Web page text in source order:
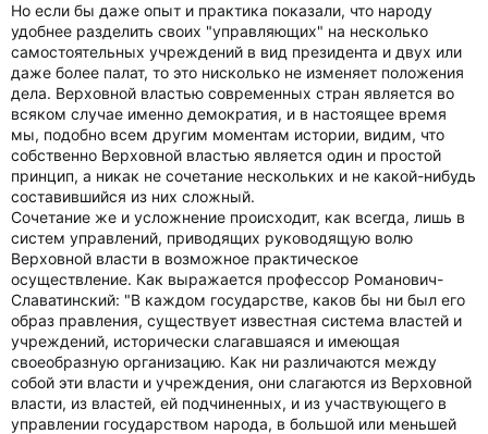
Но если бы даже опыт и практика показали, что народу
удобнее разделить своих "управляющих" на несколько
самостоятельных учреждений в вид президента и двух или
даже более палат, то это нисколько не изменяет положения
дела. Верховной властью современных стран является во
всяком случае именно демократия, и в настоящее время
мы, подобно всем другим моментам истории, видим, что
собственно Верховной властью является один и простой
принцип, а никак не сочетание нескольких и не какой-нибудь
составившийся из них сложный.
Сочетание же и усложнение происходит, как всегда, лишь в
систем управлений, приводящих руководящую волю
Верховной власти в возможное практическое
осуществление. Как выражается профессор Романович-
Славатинский: "В каждом государстве, каков бы ни был его
образ правления, существует известная система властей и
учреждений, исторически слагавшаяся и имеющая
своеобразную организацию. Как ни различаются между
собой эти власти и учреждения, они слагаются из Верховной
власти, из властей, ей подчиненных, и из участвующего в
управлении государством народа, в большой или меньшей